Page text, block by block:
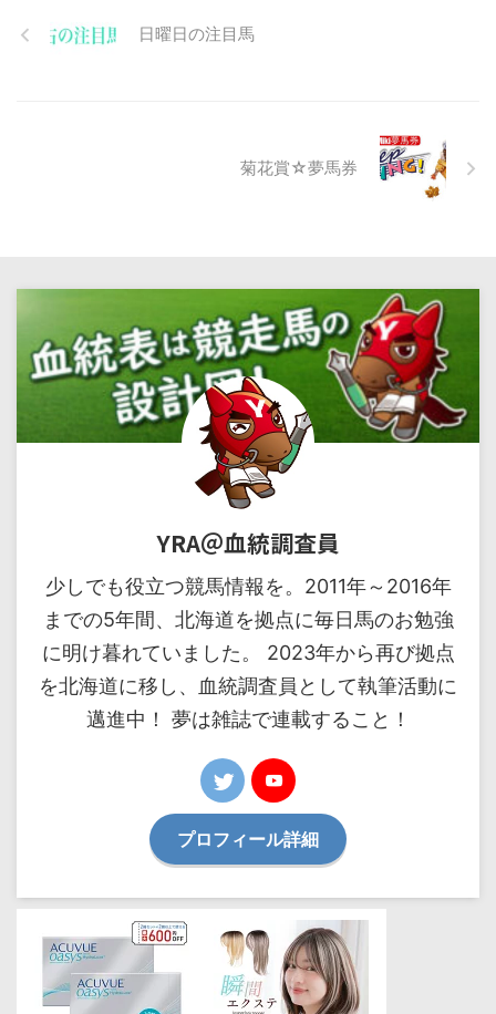
日曜日の注目馬
菊花賞☆夢馬券
YRA＠血統調査員
少しでも役立つ競馬情報を。2011年～2016年
までの5年間、北海道を拠点に毎日馬のお勉強
に明け暮れていました。 2023年から再び拠点
を北海道に移し、血統調査員として執筆活動に
邁進中！ 夢は雑誌で連載すること！
プロフィール詳細